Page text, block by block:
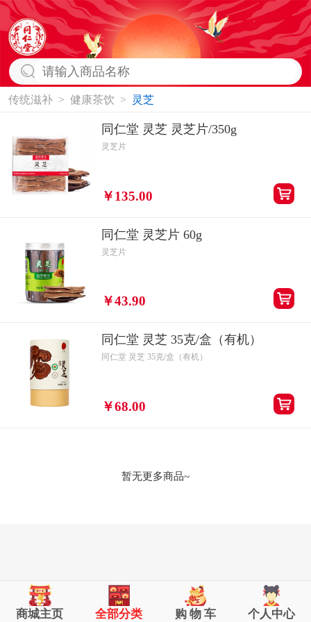
传统滋补> 健康茶饮 > 灵芝
同仁堂 灵芝 灵芝片/350g
灵芝片
￥135.00
同仁堂 灵芝片 60g
灵芝片
￥43.90
同仁堂 灵芝 35克/盒（有机）
同仁堂 灵芝 35克/盒（有机）
￥68.00
暂无更多商品~
商城主页 全部分类 购 物 车 个人中心